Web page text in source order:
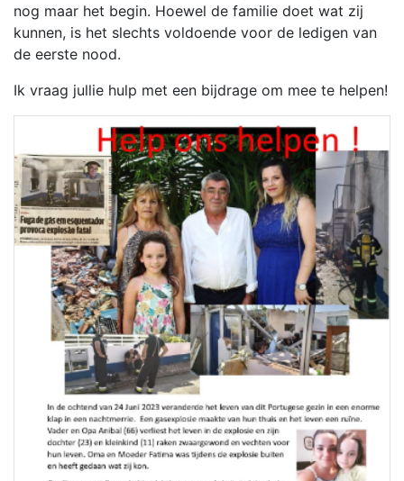
nog maar het begin. Hoewel de familie doet wat zij
kunnen, is het slechts voldoende voor de ledigen van
de eerste nood.
Ik vraag jullie hulp met een bijdrage om mee te helpen!